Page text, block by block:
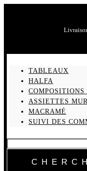
TABLEAUX
HALFA
COMPOSITIONS
ASSIETTES
MACRAMÉ
SUIVI DES